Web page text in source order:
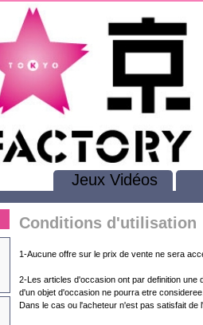
Jeux Vidéos
Conditions d'utilisation
1-Aucune offre sur le prix de vente ne sera
2-Les articles d'occasion ont par definition une
d'un objet d'occasion ne pourra etre consideree.
Dans le cas ou l'acheteur n'est pas satisfait de